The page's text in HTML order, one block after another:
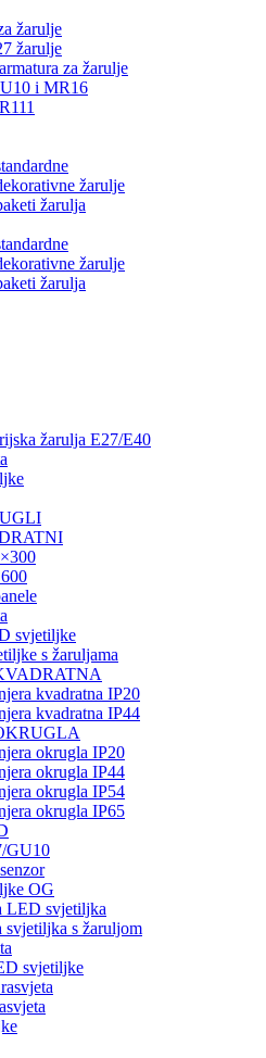
žarulje
žarulje
za žarulje
i MR16
žarulje
žarulja
žarulje
žarulja
žarulja E27/E40
svjetiljke
s žaruljama
kvadratna IP20
kvadratna IP44
okrugla IP20
okrugla IP44
okrugla IP54
okrugla IP65
GU10
OG
LED svjetiljka
svjetiljka s žaruljom
svjetiljke